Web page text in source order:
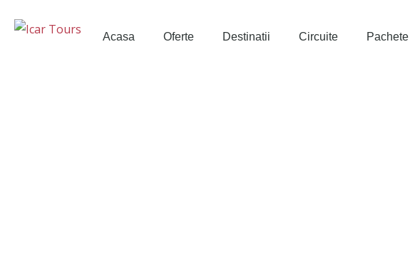
Acasa Oferte Destinatii Circuite Pachete